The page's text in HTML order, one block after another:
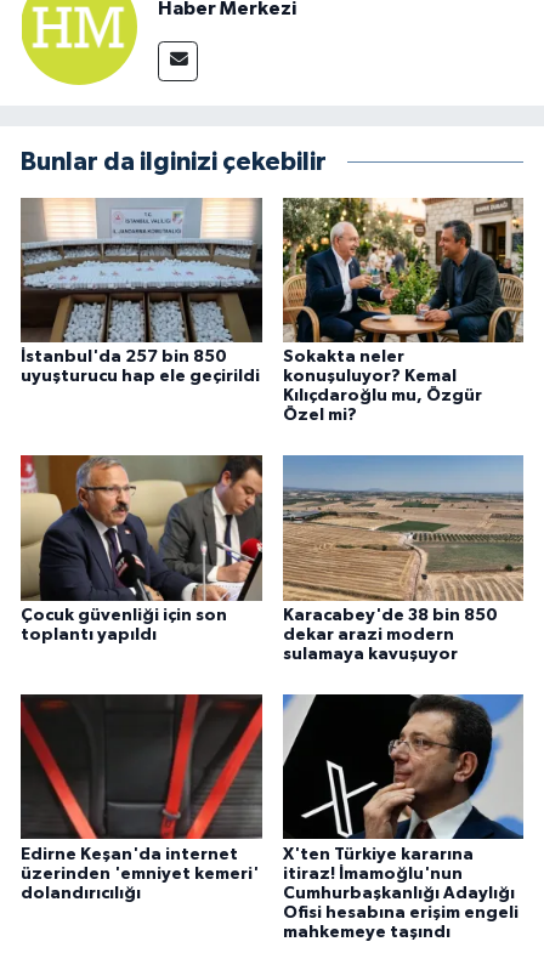
Haber Merkezi
Bunlar da ilginizi çekebilir
İstanbul'da 257 bin 850
uyuşturucu hap ele geçirildi
Sokakta neler
konuşuluyor? Kemal
Kılıçdaroğlu mu, Özgür
Özel mi?
Çocuk güvenliği için son
toplantı yapıldı
Karacabey'de 38 bin 850
dekar arazi modern
sulamaya kavuşuyor
Edirne Keşan'da internet
üzerinden 'emniyet kemeri'
dolandırıcılığı
X'ten Türkiye kararına
itiraz! İmamoğlu'nun
Cumhurbaşkanlığı Adaylığı
Ofisi hesabına erişim engeli
mahkemeye taşındı